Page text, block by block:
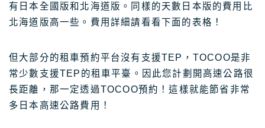
有日本全國版和北海道版。同樣的天數日本版的費用比
北海道版高一些。費用詳細請看看下面的表格！
但大部分的租車預約平台沒有支援TEP，TOCOO是非
常少數支援TEP的租車平臺。因此您計劃開高速公路很
長距離，那一定透過TOCOO預約！這樣就能節省非常
多日本高速公路費用！